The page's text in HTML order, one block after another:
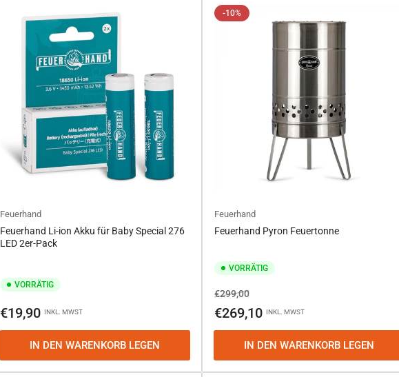
Feuerhand
Feuerhand Li-ion Akku für Baby Special 276
LED 2er-Pack
VORRÄTIG
Normaler
€19,90 INKL. MWST
IN DEN WARENKORB LEGEN
-10%
Feuerhand
Feuerhand Pyron Feuertonne
VORRÄTIG
Normaler
Preis
€299,00Ausverkaufspreis
€269,10 INKL. MWST
IN DEN WARENKORB LEGEN